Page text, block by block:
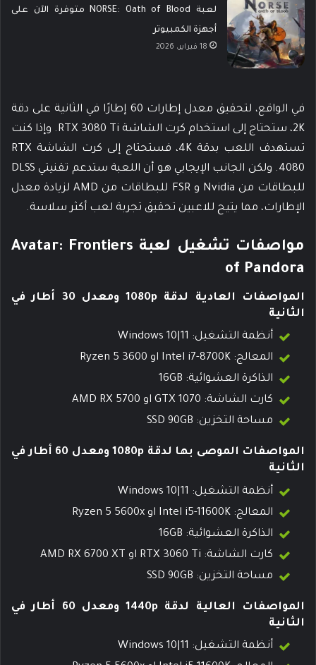
لعبة NORSE: Oath of Blood متوفرة الآن على
أجهزة الكمبيوتر
18 فبراير، 2026
في الواقع، لتحقيق معدل إطارات 60 إطارًا في الثانية على دقة
2K، ستحتاج إلى استخدام كرت الشاشة RTX 3080 Ti. وإذا كنت
تستهدف اللعب بدقة 4K، فستحتاج إلى كرت الشاشة RTX
4080. ولكن الجانب الإيجابي هو أن اللعبة ستدعم تقنيتي DLSS
للبطاقات من Nvidia و FSR للبطاقات من AMD لزيادة معدل
الإطارات، مما يتيح للاعبين تحقيق تجربة لعب أكثر سلاسة.
مواصفات تشغيل لعبة Avatar: Frontiers
of Pandora
المواصفات العادية لدقة 1080p ومعدل 30 أطار في
الثانية
أنظمة التشغيل: Windows 10|11
المعالج: Intel i7-8700K او Ryzen 5 3600
الذاكرة العشوائية: 16GB
كارت الشاشة: GTX 1070 او AMD RX 5700
مساحة التخزين: SSD 90GB
المواصفات الموصى بها لدقة 1080p ومعدل 60 أطار في
الثانية
أنظمة التشغيل: Windows 10|11
المعالج: Intel i5-11600K او Ryzen 5 5600x
الذاكرة العشوائية: 16GB
كارت الشاشة: RTX 3060 Ti او AMD RX 6700 XT
مساحة التخزين: SSD 90GB
المواصفات العالية لدقة 1440p ومعدل 60 أطار في
الثانية
أنظمة التشغيل: Windows 10|11